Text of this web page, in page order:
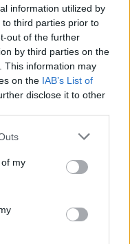
information utilized by
third parties prior to
out of the further
by third parties on the
This information may
on the IAB’s List of
disclose it to other
one or more Google
You may click to
its third-party tags to
in below Google
my